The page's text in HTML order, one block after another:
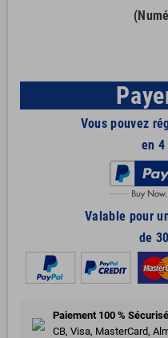
Vous pouvez
en
Valable pour
de
Paiement 100 % Sécurisé
CB, Visa, MasterCard,